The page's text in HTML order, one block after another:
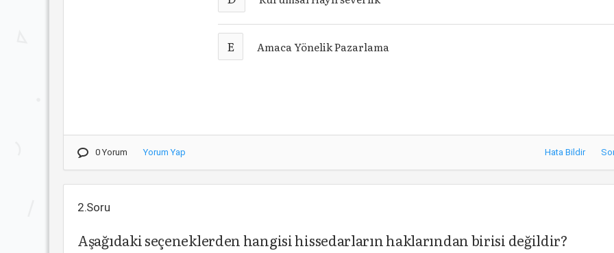
E Amaca Yönelik Pazarlama
0 Yorum Yorum Yap Hata Bildir
2.Soru
Aşağıdaki seçeneklerden hangisi hissedarların haklarından birisi değildir?